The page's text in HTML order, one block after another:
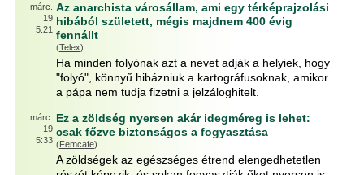
márc.
19
5:21
Az anarchista városállam, ami egy térképrajzolási
hibából született, mégis majdnem 400 évig
fennállt
(Telex)
Ha minden folyónak azt a nevet adják a helyiek, hogy
"folyó", könnyű hibázniuk a kartográfusoknak, amikor
a pápa nem tudja fizetni a jelzáloghitelt.
márc.
19
5:33
Ez a zöldség nyersen akár idegméreg is lehet:
csak főzve biztonságos a fogyasztása
(Femcafe)
A zöldségek az egészséges étrend elengedhetetlen